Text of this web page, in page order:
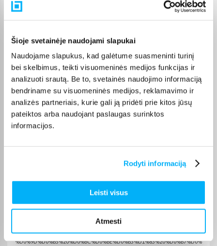
Šioje svetainėje naudojami slapukai
Naudojame slapukus, kad galėtume suasmeninti turinį
bei skelbimus, teikti visuomeninės medijos funkcijas ir
analizuoti srautą. Be to, svetainės naudojimo informaciją
bendriname su visuomeninės medijos, reklamavimo ir
analizės partneriais, kurie gali ją pridėti prie kitos jūsų
pateiktos arba naudojant paslaugas surinktos
informacijos.
Rodyti informaciją
Leisti visus
Atmesti
Pasirinkę tinkamą prekę iš Visa kosmetika kategorijos, galite
rinktis jums patogiausią gavimo būdą: pristatymą į paštomatą,
Pirkėjų atsiliepimai apie prekes
Diana A.
Patvirtintas pirkėjas
%D0%9D%D0%B5%20%D0%BC%D0%BE%D0%B3%D1%83%20%D0%B7%D0%